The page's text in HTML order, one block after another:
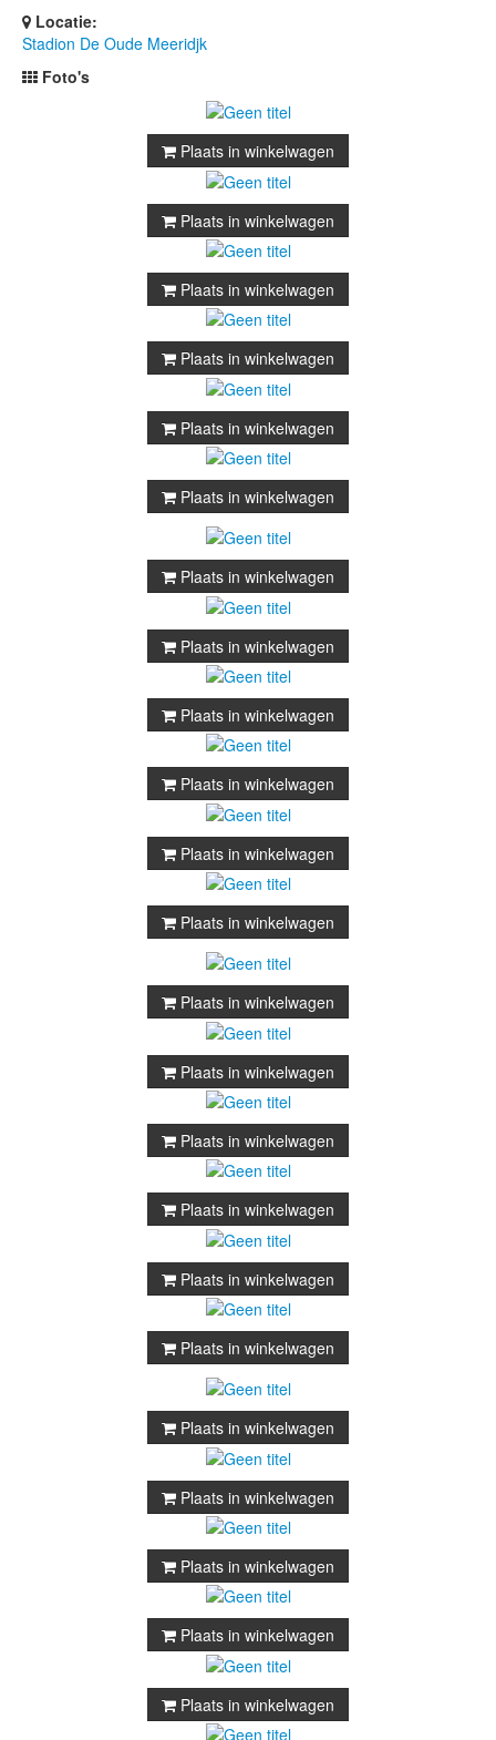
Locatie:
Stadion De Oude Meeridjk
Foto's
Plaats in winkelwagen
Plaats in winkelwagen
Plaats in winkelwagen
Plaats in winkelwagen
Plaats in winkelwagen
Plaats in winkelwagen
Plaats in winkelwagen
Plaats in winkelwagen
Plaats in winkelwagen
Plaats in winkelwagen
Plaats in winkelwagen
Plaats in winkelwagen
Plaats in winkelwagen
Plaats in winkelwagen
Plaats in winkelwagen
Plaats in winkelwagen
Plaats in winkelwagen
Plaats in winkelwagen
Plaats in winkelwagen
Plaats in winkelwagen
Plaats in winkelwagen
Plaats in winkelwagen
Plaats in winkelwagen